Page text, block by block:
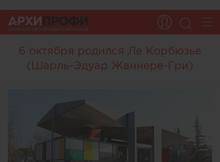
6 октября родился Ле Корбюзье
(Шарль-Эдуар Жаннере-Гри)